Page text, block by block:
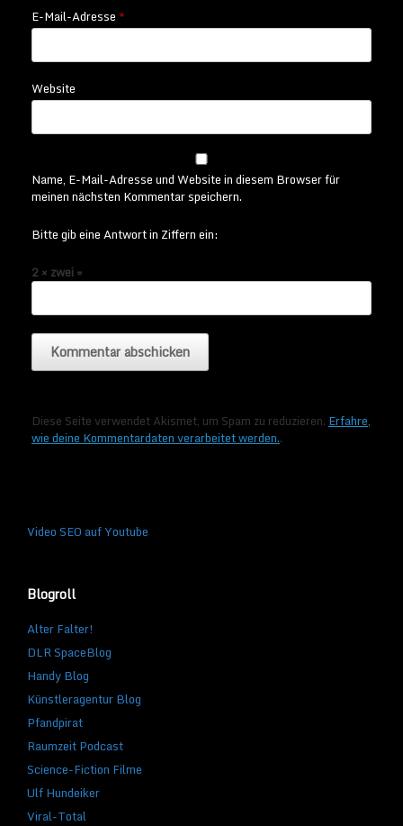
E-Mail-Adresse*
Website
Name, E-Mail-Adresse und Website in diesem Browser für
meinen nächsten Kommentar speichern.
Bitte gib eine Antwort in Ziffern ein:
2 × zwei =
Diese Seite verwendet Akismet, um Spam zu reduzieren. Erfahre,
wie deine Kommentardaten verarbeitet werden..
Video SEO auf Youtube
Blogroll
Alter Falter!
DLR SpaceBlog
Handy Blog
Künstleragentur Blog
Pfandpirat
Raumzeit Podcast
Science-Fiction Filme
Ulf Hundeiker
Viral-Total